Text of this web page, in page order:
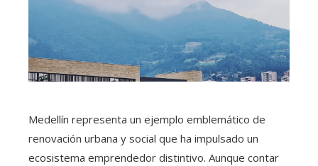
Medellín representa un ejemplo emblemático de
renovación urbana y social que ha impulsado un
ecosistema emprendedor distintivo. Aunque contar